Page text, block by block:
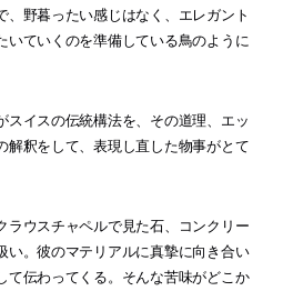
野暮ったい感じはなく、エレガント
いていくのを準備している鳥のように
スイスの伝統構法を、その道理、エッ
解釈をして、表現し直した物事がとて
ラウスチャペルで見た石、コンクリー
い。彼のマテリアルに真摯に向き合い
て伝わってくる。そんな苦味がどこか